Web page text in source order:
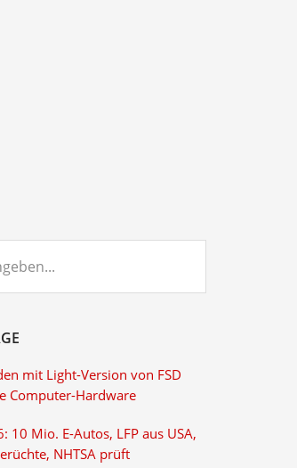
mit Light-Version von FSD
Computer-Hardware
10 Mio. E-Autos, LFP aus USA,
NHTSA prüft